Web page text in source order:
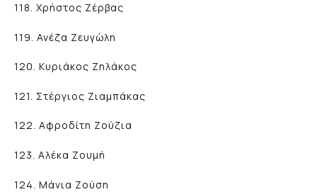
118. Χρήστος Ζέρβας
119. Ανέζα Ζευγώλη
120. Κυριάκος Ζηλάκος
121. Στέργιος Ζιαμπάκας
122. Αφροδίτη Ζούζια
123. Αλέκα Ζουμή
124. Μάνια Ζούση